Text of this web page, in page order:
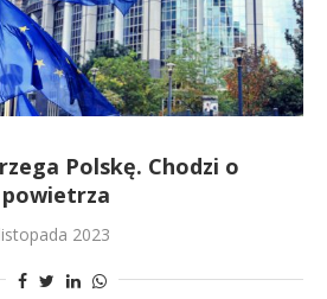
Polskę. Chodzi o
powietrza
2023